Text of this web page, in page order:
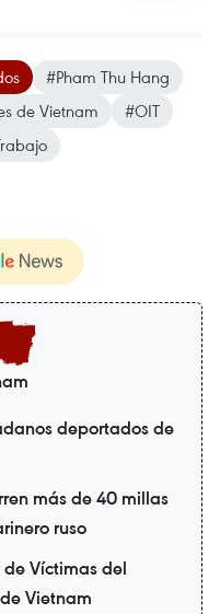
#Pham Thu Hang
de Vietnam
#OIT
deportados de
más de 40 millas
ruso
Víctimas del
Vietnam